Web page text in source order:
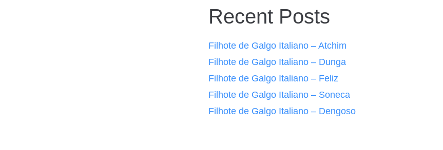
Recent Posts
Filhote de Galgo Italiano – Atchim
Filhote de Galgo Italiano – Dunga
Filhote de Galgo Italiano – Feliz
Filhote de Galgo Italiano – Soneca
Filhote de Galgo Italiano – Dengoso